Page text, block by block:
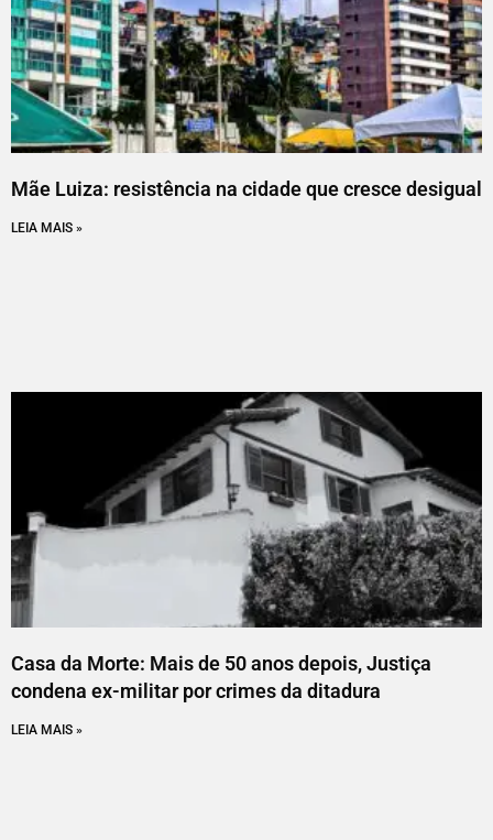
Mãe Luiza: resistência na cidade que cresce desigual
LEIA MAIS »
Casa da Morte: Mais de 50 anos depois, Justiça
condena ex-militar por crimes da ditadura
LEIA MAIS »